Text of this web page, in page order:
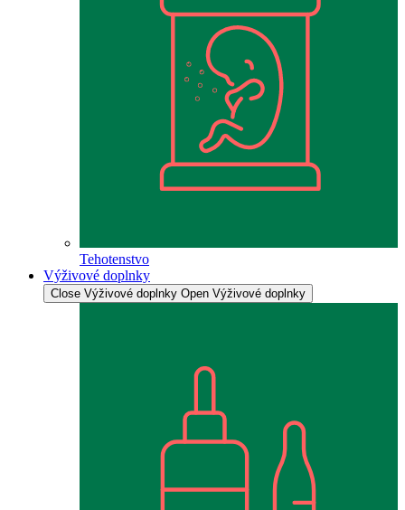
Tehotenstvo
Výživové doplnky
Close Výživové doplnky Open Výživové doplnky